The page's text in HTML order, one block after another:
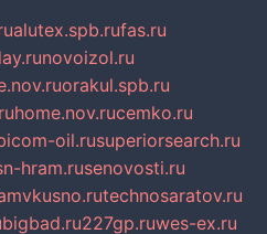
alutex.spb.rufas.ru
novoizol.ru
orakul.spb.ru
home.nov.rucemko.ru
oil.rusuperiorsearch.ru
hram.rusenovosti.ru
technosaratov.ru
bigbad.ru227gp.ruwes-ex.ru